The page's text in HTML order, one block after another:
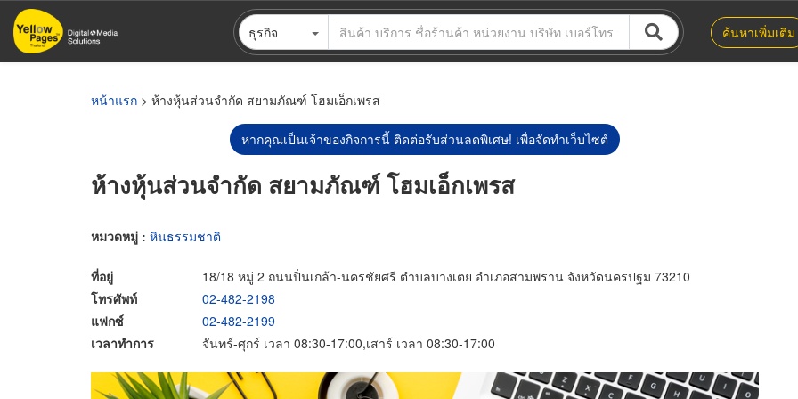
ข้าม
ไป
ธุรกิจ ค้นหาเพิ่มเติม
หน้าแรก > ห้างหุ้นส่วนจำกัด สยามภัณฑ์ โฮมเอ็กเพรส
หากคุณเป็นเจ้าของกิจการนี้ ติดต่อรับส่วนลดพิเศษ! เพื่อจัดทำเว็บไซต์
ห้างหุ้นส่วนจำกัด สยามภัณฑ์ โฮมเอ็กเพรส
หมวดหมู่ : หินธรรมชาติ
ที่อยู่
18/18 หมู่ 2 ถนนปิ่นเกล้า-นครชัยศรี ตำบลบางเตย อำเภอสามพราน จังหวัดนครปฐม 73210
โทรศัพท์
02-482-2198
แฟกซ์
02-482-2199
เวลาทำการ
จันทร์-ศุกร์ เวลา 08:30-17:00,เสาร์ เวลา 08:30-17:00